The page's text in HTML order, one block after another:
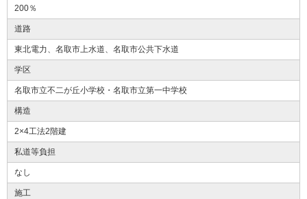
200％
道路
東北電力、名取市上水道、名取市公共下水道
学区
名取市立不二が丘小学校・名取市立第一中学校
構造
2×4工法2階建
私道等負担
なし
施工